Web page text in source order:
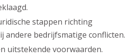
stappen richting
andere bedrijfsmatige conflicten.
uitstekende voorwaarden.